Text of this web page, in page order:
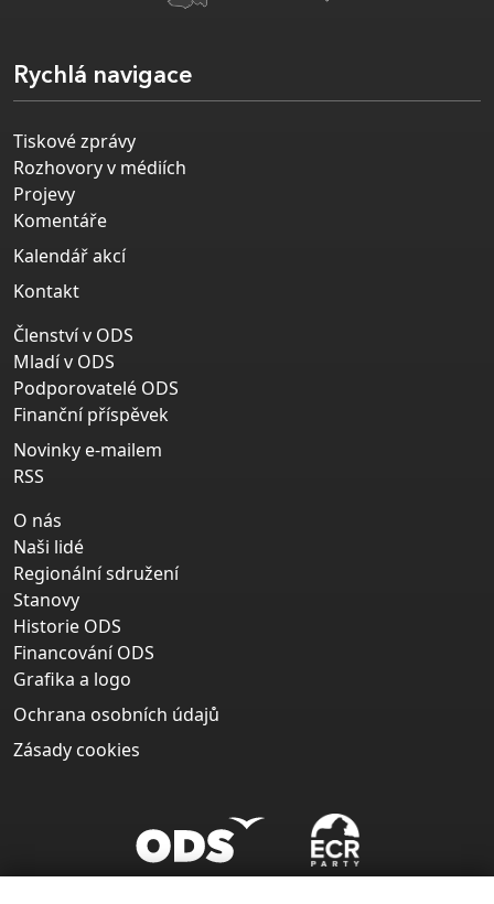
Rychlá navigace
Tiskové zprávy
Rozhovory v médiích
Projevy
Komentáře
Kalendář akcí
Kontakt
Členství v ODS
Mladí v ODS
Podporovatelé ODS
Finanční příspěvek
Novinky e-mailem
RSS
O nás
Naši lidé
Regionální sdružení
Stanovy
Historie ODS
Financování ODS
Grafika a logo
Ochrana osobních údajů
Zásady cookies